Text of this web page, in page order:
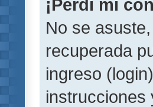
¡Perdí mi
No se
recuperada
ingreso
instrucciones